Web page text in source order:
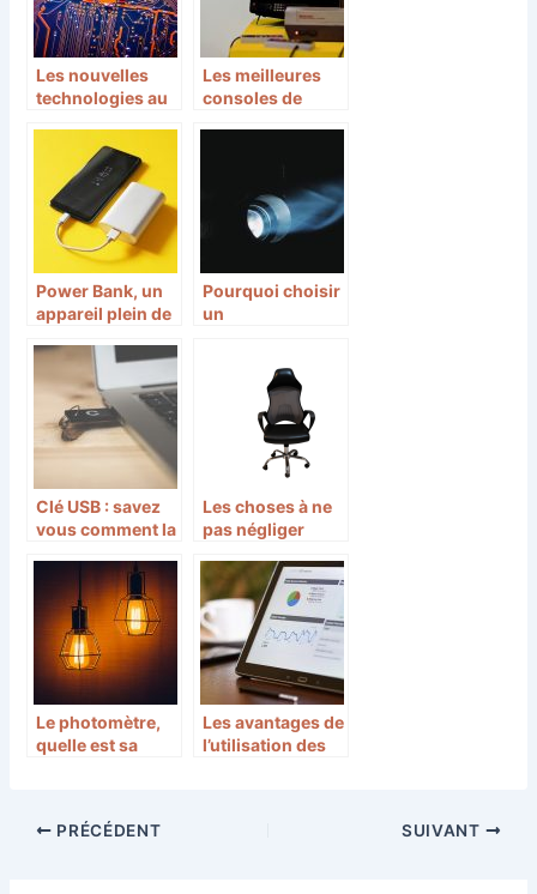
Les nouvelles
technologies au
appareils du
quotidien
Les meilleures
consoles de
Power Bank, un
appareil plein de
Pourquoi choisir
un
Clé USB : savez
vous comment la
Les choses à ne
pas négliger
jeux vidéo
Le photomètre,
quelle est sa
Les avantages de
l’utilisation des
PRÉCÉDENT SUIVANT